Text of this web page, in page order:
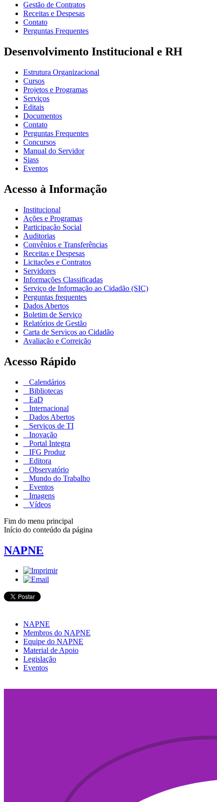
Gestão de Contratos
Receitas e Despesas
Contato
Perguntas Frequentes
Desenvolvimento Institucional e RH
Estrutura Organizacional
Cursos
Projetos e Programas
Serviços
Editais
Documentos
Contato
Perguntas Frequentes
Concursos
Manual do Servidor
Siass
Eventos
Acesso à Informação
Institucional
Ações e Programas
Participação Social
Auditorias
Convênios e Transferências
Receitas e Despesas
Licitações e Contratos
Servidores
Informações Classificadas
Serviço de Informação ao Cidadão (SIC)
Perguntas frequentes
Dados Abertos
Boletim de Serviço
Relatórios de Gestão
Carta de Serviços ao Cidadão
Avaliação e Correição
Acesso Rápido
Calendários
Bibliotecas
EaD
Internacional
Dados Abertos
Serviços de TI
Inovação
Portal Integra
IFG Produz
Editora
Observatório
Mundo do Trabalho
Eventos
Imagens
Vídeos
Fim do menu principal
Início do conteúdo da página
NAPNE
NAPNE
Membros do NAPNE
Equipe do NAPNE
Material de Apoio
Legislação
Eventos